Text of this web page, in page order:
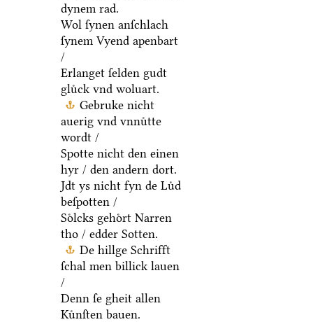
dynem rad.
Wol ſynen anſchlach
ſynem Vyend apenbart
/
Erlanget ſelden gudt
gluͤck vnd woluart.
Gebruke nicht
auerig vnd vnnuͤtte
wordt /
Spotte nicht den einen
hyr / den andern dort.
Jdt ys nicht fyn de Luͤd
beſpotten /
Soͤlcks gehoͤrt Narren
tho / edder Sotten.
De hillge Schrifft
ſchal men billick lauen
/
Denn ſe gheit allen
Kuͤnſten bauen.